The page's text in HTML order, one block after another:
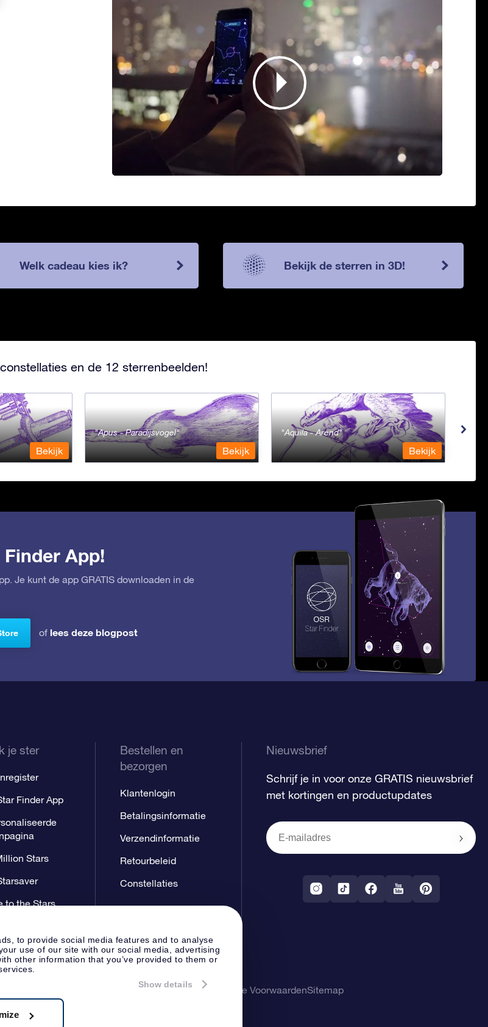
to provide social media features and to analyse
use of our site with our social media, advertising
other information that you’ve provided to them or
Show details
Welk cadeau kies ik? Bekijk de sterren in 3D!
en de 12 sterrenbeelden!
Bekijk
Apus - Paradijsvogel
Bekijk
Aquila - Arend
Bekijk
App!
Je kunt de app GRATIS downloaden in de
of lees deze blogpost
je ster
Finder App
Stars
to the Stars
Bestellen en
bezorgen
Klantenlogin
Betalingsinformatie
Verzendinformatie
Retourbeleid
Constellaties
Nieuwsbrief
Schrijf je in voor onze GRATIS nieuwsbrief
met kortingen en productupdates
PrivacyverklaringAlgemene VoorwaardenSitemap